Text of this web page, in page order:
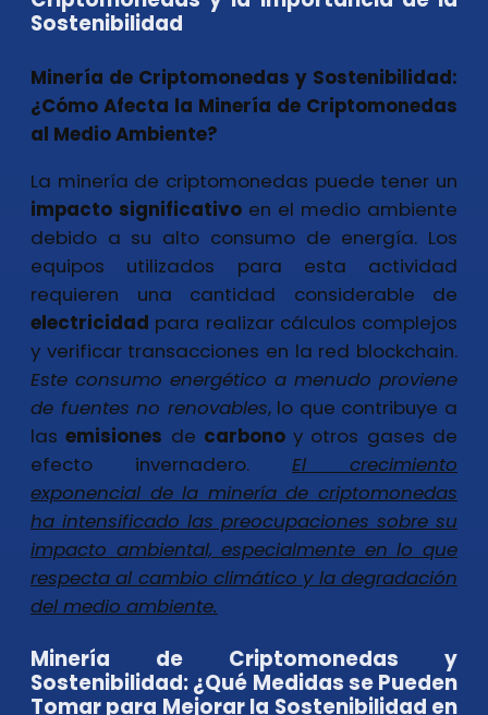
Sostenibilidad
Minería de Criptomonedas y Sostenibilidad:
¿Cómo Afecta la Minería de Criptomonedas
al Medio Ambiente?
La minería de criptomonedas puede tener un
impacto significativo en el medio ambiente
debido a su alto consumo de energía. Los
equipos utilizados para esta actividad
requieren una cantidad considerable de
electricidad para realizar cálculos complejos
y verificar transacciones en la red blockchain.
Este consumo energético a menudo proviene
de fuentes no renovables, lo que contribuye a
lasemisiones de carbonoy otros gases de
efecto invernadero. El crecimiento
exponencial de la minería de criptomonedas
ha intensificado las preocupaciones sobre su
impacto ambiental, especialmente en lo que
respecta al cambio climático y la degradación
del medio ambiente.
Minería de Criptomonedas y
Sostenibilidad: ¿Qué Medidas se Pueden
Tomar para Mejorar la Sostenibilidad en